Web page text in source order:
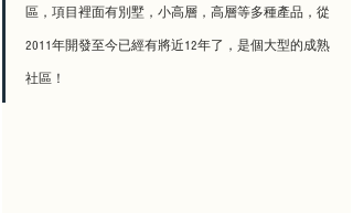
區，項目裡面有別墅，小高層，高層等多種產品，從
2011年開發至今已經有將近12年了，是個大型的成熟
社區！